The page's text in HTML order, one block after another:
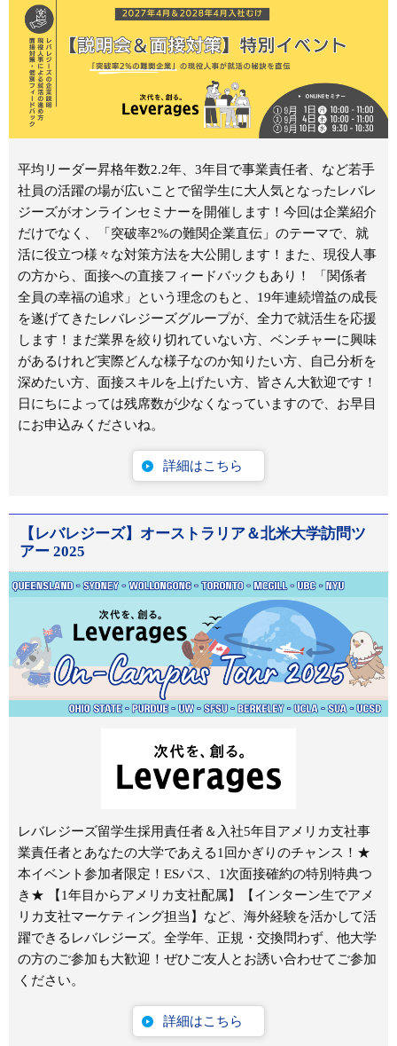
平均リーダー昇格年数2.2年、3年目で事業責任者、など若手
社員の活躍の場が広いことで留学生に大人気となったレバレ
ジーズがオンラインセミナーを開催します！今回は企業紹介
だけでなく、「突破率2%の難関企業直伝」のテーマで、就
活に役立つ様々な対策方法を大公開します！また、現役人事
の方から、面接への直接フィードバックもあり！ 「関係者
全員の幸福の追求」という理念のもと、19年連続増益の成長
を遂げてきたレバレジーズグループが、全力で就活生を応援
します！まだ業界を絞り切れていない方、ベンチャーに興味
があるけれど実際どんな様子なのか知りたい方、自己分析を
深めたい方、面接スキルを上げたい方、皆さん大歓迎です！
日にちによっては残席数が少なくなっていますので、お早目
にお申込みくださいね。
詳細はこちら
【レバレジーズ】オーストラリア＆北米大学訪問ツ
アー 2025
レバレジーズ留学生採用責任者＆入社5年目アメリカ支社事
業責任者とあなたの大学であえる1回かぎりのチャンス！★
本イベント参加者限定！ESパス、1次面接確約の特別特典つ
き★ 【1年目からアメリカ支社配属】【インターン生でアメ
リカ支社マーケティング担当】など、海外経験を活かして活
躍できるレバレジーズ。全学年、正規・交換問わず、他大学
の方のご参加も大歓迎！ぜひご友人とお誘い合わせてご参加
ください。
詳細はこちら